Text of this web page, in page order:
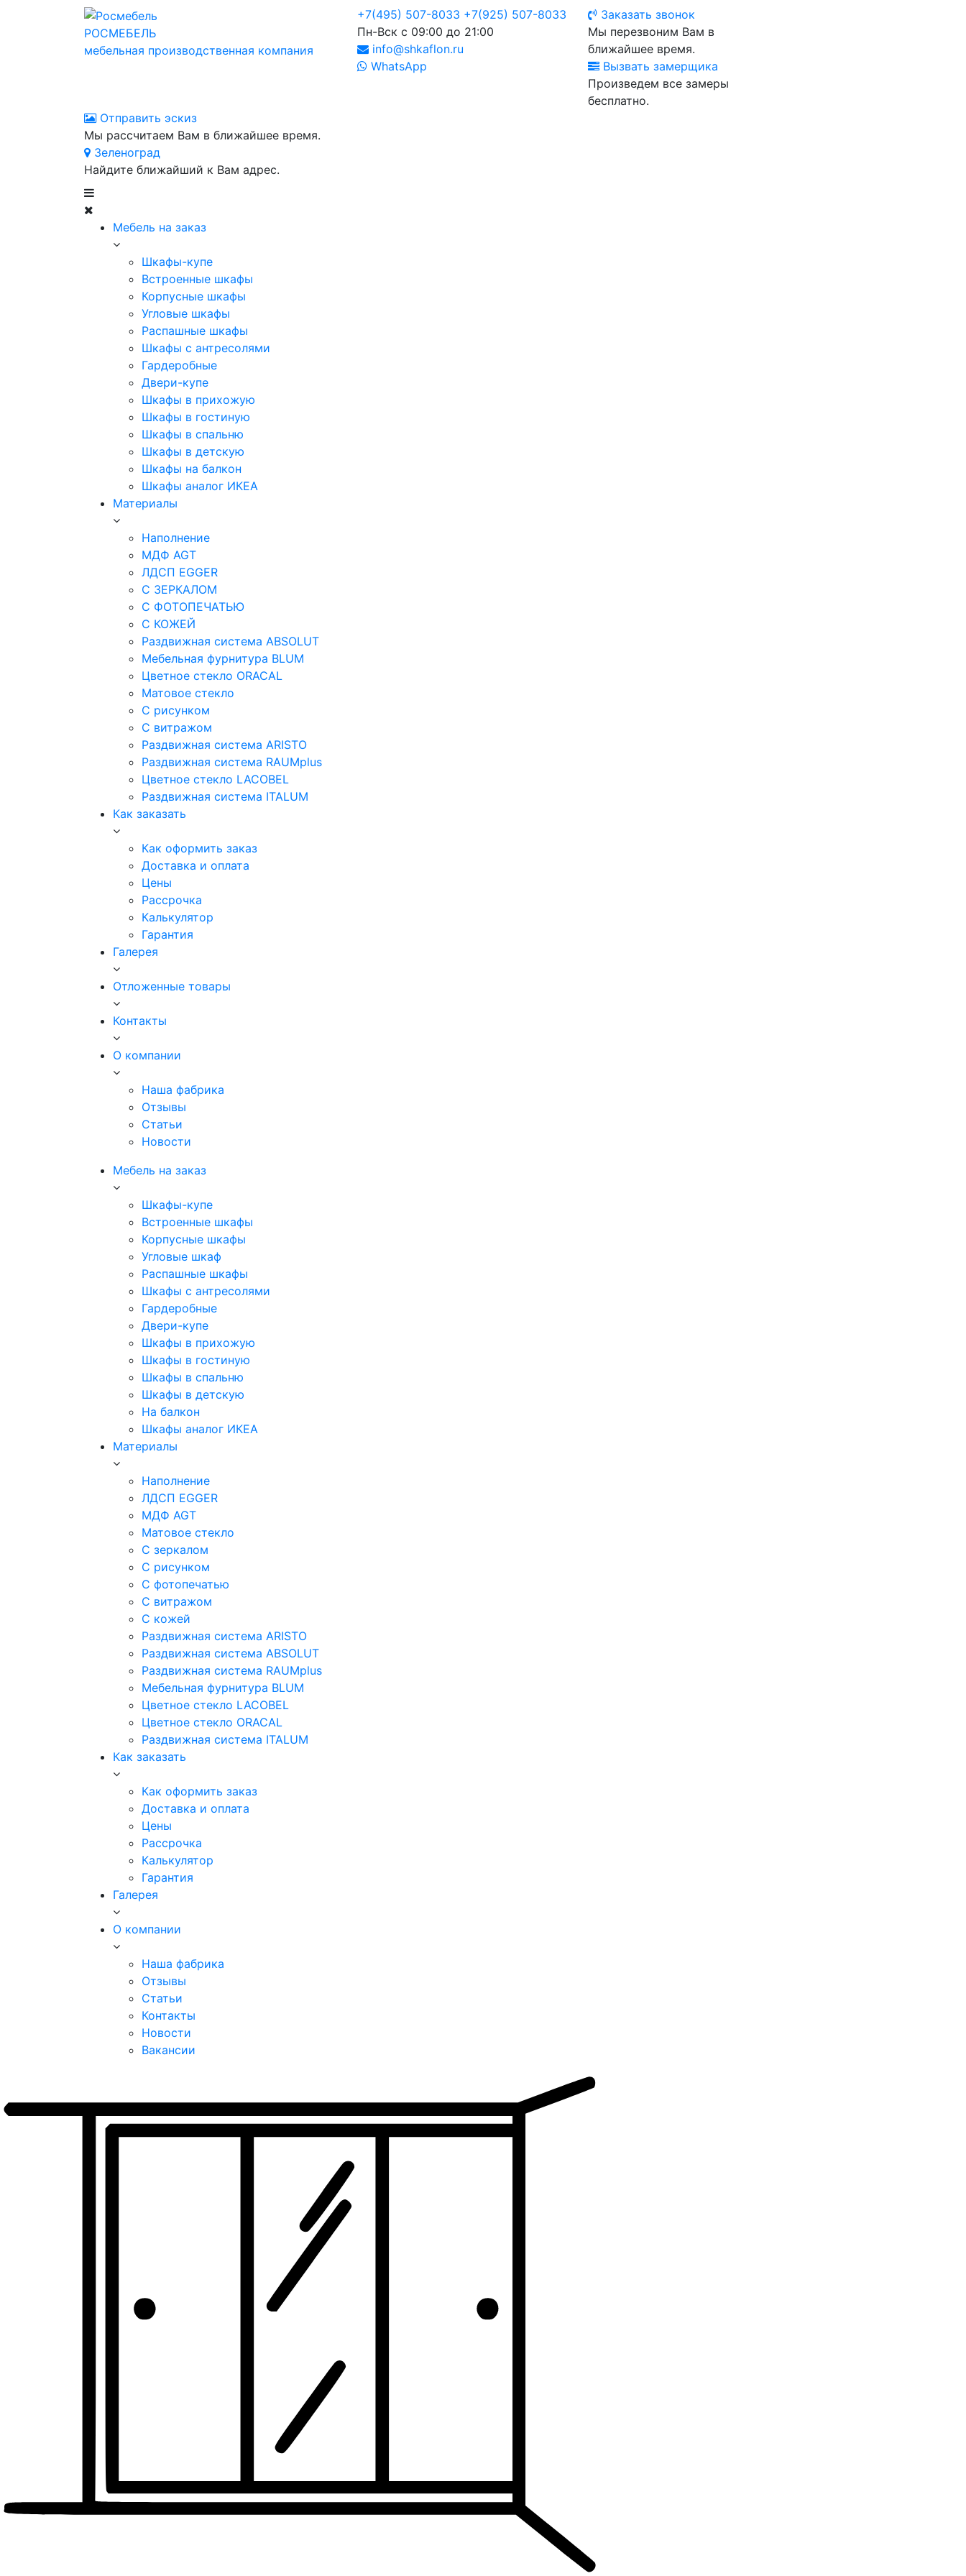
РОСМЕБЕЛЬ
мебельная производственная компания
+7(495) 507-8033 +7(925) 507-8033
Пн-Вск с 09:00 до 21:00
info@shkaflon.ru
WhatsApp
Заказать звонок
Мы перезвоним Вам в
ближайшее время.
Вызвать замерщика
Произведем все замеры
бесплатно.
Отправить эскиз
Мы рассчитаем Вам в ближайшее время.
Зеленоград
Найдите ближайший к Вам адрес.
Мебель на заказ
Шкафы-купе
Встроенные шкафы
Корпусные шкафы
Угловые шкафы
Распашные шкафы
Шкафы с антресолями
Гардеробные
Двери-купе
Шкафы в прихожую
Шкафы в гостиную
Шкафы в спальню
Шкафы в детскую
Шкафы на балкон
Шкафы аналог ИКЕА
Материалы
Наполнение
МДФ AGT
ЛДСП EGGER
С ЗЕРКАЛОМ
С ФОТОПЕЧАТЬЮ
С КОЖЕЙ
Раздвижная система ABSOLUT
Мебельная фурнитура BLUM
Цветное стекло ORACAL
Матовое стекло
C рисунком
C витражом
Раздвижная система ARISTO
Раздвижная система RAUMplus
Цветное стекло LACOBEL
Раздвижная система ITALUM
Как заказать
Как оформить заказ
Доставка и оплата
Цены
Рассрочка
Калькулятор
Гарантия
Галерея
Отложенные товары
Контакты
О компании
Наша фабрика
Отзывы
Статьи
Новости
Мебель на заказ
Шкафы-купе
Встроенные шкафы
Корпусные шкафы
Угловые шкаф
Распашные шкафы
Шкафы с антресолями
Гардеробные
Двери-купе
Шкафы в прихожую
Шкафы в гостиную
Шкафы в спальню
Шкафы в детскую
На балкон
Шкафы аналог ИКЕА
Материалы
Наполнение
ЛДСП EGGER
МДФ AGT
Матовое стекло
С зеркалом
С рисунком
С фотопечатью
С витражом
С кожей
Раздвижная система ARISTO
Раздвижная система ABSOLUT
Раздвижная система RAUMplus
Мебельная фурнитура BLUM
Цветное стекло LACOBEL
Цветное стекло ORACAL
Раздвижная система ITALUM
Как заказать
Как оформить заказ
Доставка и оплата
Цены
Рассрочка
Калькулятор
Гарантия
Галерея
О компании
Наша фабрика
Отзывы
Статьи
Контакты
Новости
Вакансии